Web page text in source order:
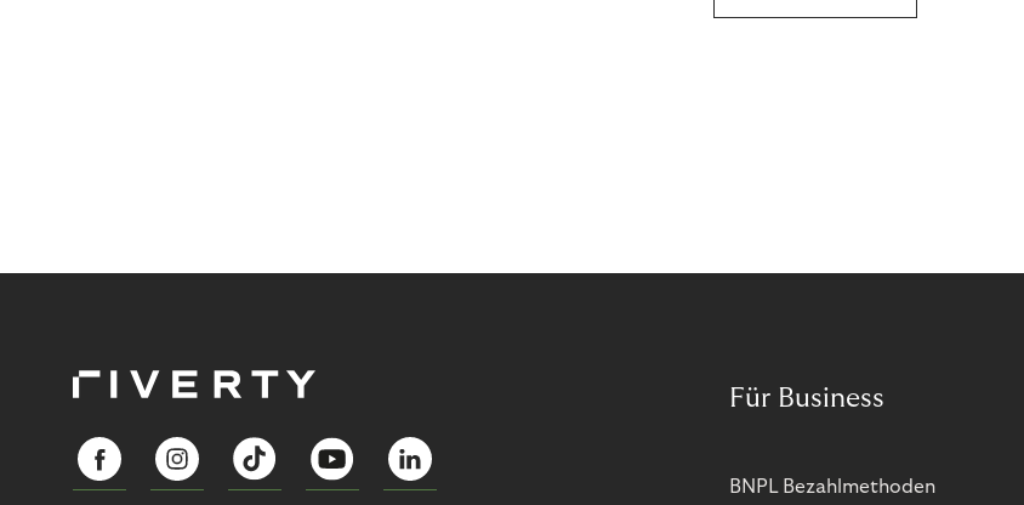
Für Business
BNPL Bezahlmethoden